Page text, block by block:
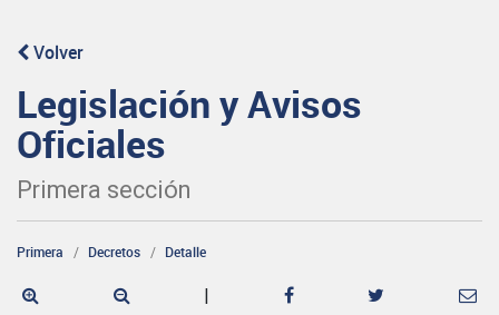
Volver
Legislación y Avisos
Oficiales
Primera sección
Primera Decretos Detalle
|